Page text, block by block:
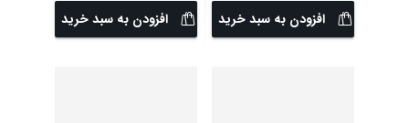
افزودن به سبد خرید
افزودن به سبد خرید